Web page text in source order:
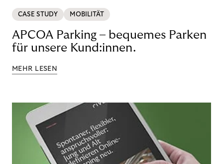
CASE STUDY MOBILITÄT
APCOA Parking – bequemes Parken
für unsere Kund:innen.
MEHR LESEN